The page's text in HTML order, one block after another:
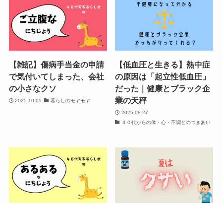
【雑記】傷病手当金の申請
で気付いてしまった、会社
の小さなクソ
2025-10-01 暮らしのモヤモヤ
【低血圧と生きる】熱中症
の原因は「起立性低血圧」
だった｜健康とブラック企
業の天秤
2025-08-27
４０代からの体・心・不調とのつきあい